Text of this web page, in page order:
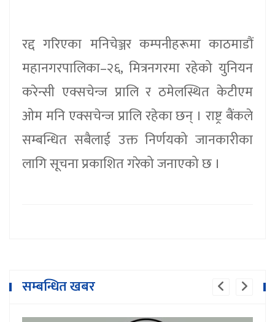
रद्द गरिएका मनिचेञ्जर कम्पनीहरूमा काठमाडौं
महानगरपालिका–२६, मित्रनगरमा रहेको युनियन
करेन्सी एक्सचेन्ज प्रालि र ठमेलस्थित केटीएम
ओम मनि एक्सचेन्ज प्रालि रहेका छन् । राष्ट्र बैंकले
सम्बन्धित सबैलाई उक्त निर्णयको जानकारीका
लागि सूचना प्रकाशित गरेको जनाएको छ ।
सम्बन्धित खबर